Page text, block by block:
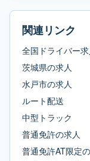
関連リンク
全国ドライバー求
茨城県の求人
水戸市の求人
ルート配送
中型トラック
普通免許の求人
普通免許AT限定